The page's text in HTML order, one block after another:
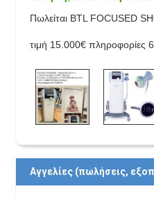
Πωλείται BTL FOCUSED
τιμή 15.000€ πληροφορίες
Αγγελίες (πωλήσεις,